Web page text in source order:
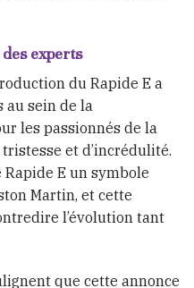
experts
du Rapide E a
au sein de la
les passionnés de la
et d’incrédulité.
E un symbole
Martin, et cette
l’évolution tant
que cette annonce